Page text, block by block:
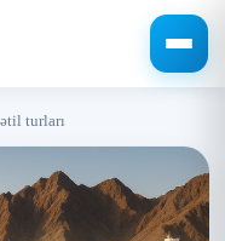
turları